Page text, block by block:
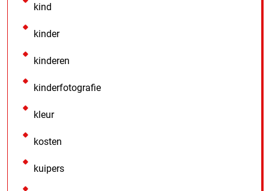
kind
kinder
kinderen
kinderfotografie
kleur
kosten
kuipers